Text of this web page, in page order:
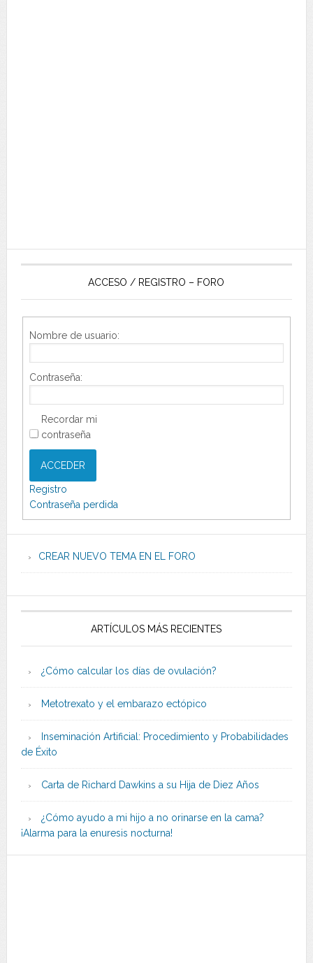
ACCESO / REGISTRO – FORO
Nombre de usuario:
Contraseña:
Recordar mi
contraseña
ACCEDER
Registro
Contraseña perdida
CREAR NUEVO TEMA EN EL FORO
ARTÍCULOS MÁS RECIENTES
¿Cómo calcular los días de ovulación?
Metotrexato y el embarazo ectópico
Inseminación Artificial: Procedimiento y Probabilidades
de Éxito
Carta de Richard Dawkins a su Hija de Diez Años
¿Cómo ayudo a mi hijo a no orinarse en la cama?
¡Alarma para la enuresis nocturna!